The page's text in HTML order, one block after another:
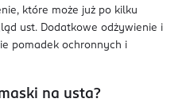
które może już po kilku
ust. Dodatkowe odżywienie i
pomadek ochronnych i
na usta?